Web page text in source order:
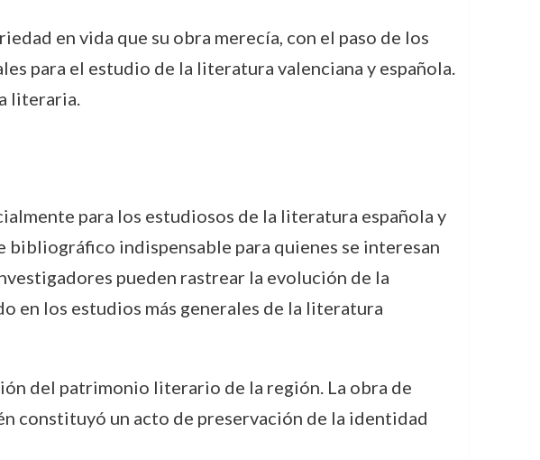
en vida que su obra merecía, con el paso de los
para el estudio de la literatura valenciana y española.
literaria.
para los estudiosos de la literatura española y
indispensable para quienes se interesan
pueden rastrear la evolución de la
en los estudios más generales de la literatura
del patrimonio literario de la región. La obra de
constituyó un acto de preservación de la identidad